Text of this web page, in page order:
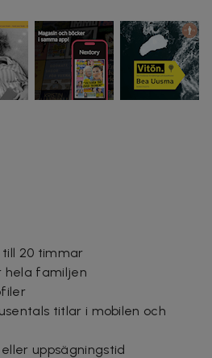
till 20 timmar
hela familjen
titlar i mobilen och
uppsägningstid